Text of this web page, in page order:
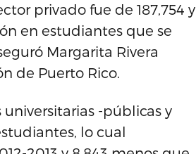
privado fue de 187,754 y
en estudiantes que se
Margarita Rivera
de Puerto Rico.
-públicas y
lo cual